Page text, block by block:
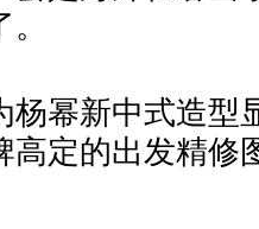
杨幂新中式造型
高定的出发精修